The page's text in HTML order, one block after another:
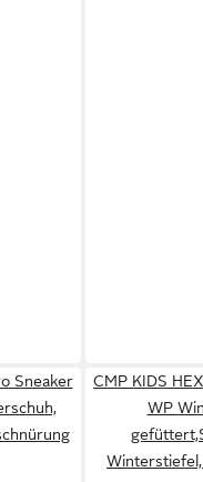
Sneaker
CMP KIDS
WP